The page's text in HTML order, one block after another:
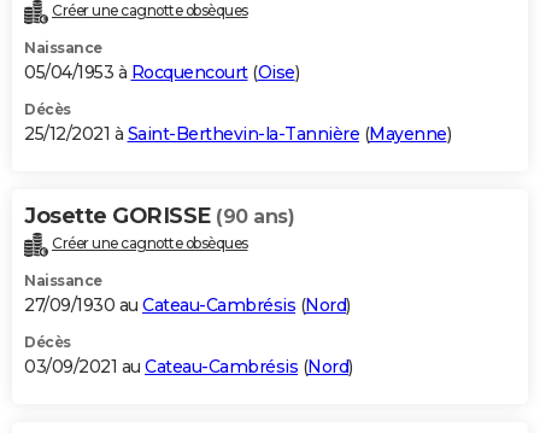
Créer une cagnotte obsèques
Naissance
05/04/1953 à Rocquencourt(Oise)
Décès
25/12/2021 à Saint-Berthevin-la-Tannière (Mayenne)
Josette GORISSE (90 ans)
Créer une cagnotte obsèques
Naissance
27/09/1930 au Cateau-Cambrésis (Nord)
Décès
03/09/2021 au Cateau-Cambrésis (Nord)